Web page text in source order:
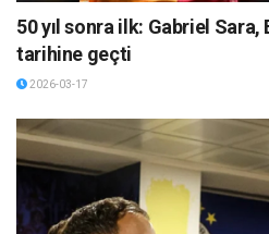
50 yıl sonra ilk: Gabriel Sara,
tarihine geçti
2026-03-17